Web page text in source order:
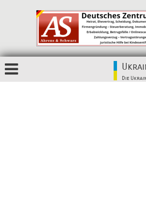
Die